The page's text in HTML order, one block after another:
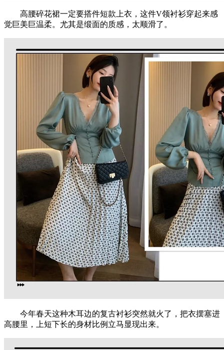
高腰碎花裙一定要搭件短款上衣，这件V领衬衫穿起来感
觉巨美巨温柔。尤其是缎面的质感，太顺滑了。
今年春天这种木耳边的复古衬衫突然就火了，把衣摆塞进
高腰里，上短下长的身材比例立马显现出来。